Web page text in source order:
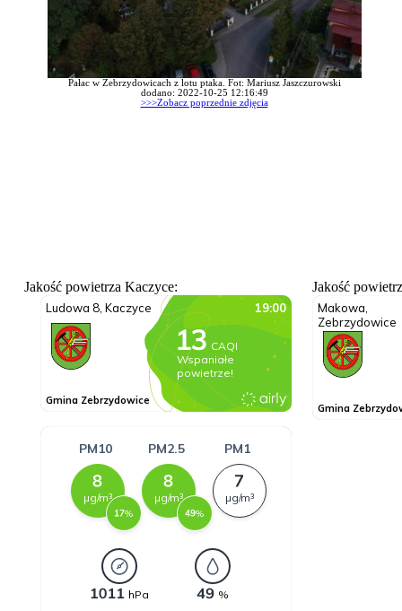
Pałac w Zebrzydowicach z lotu ptaka. Fot: Mariusz Jaszczurowski
dodano: 2022-10-25 12:16:49
>>>Zobacz poprzednie zdjęcia
Jakość powietrza Kaczyce: Jakość